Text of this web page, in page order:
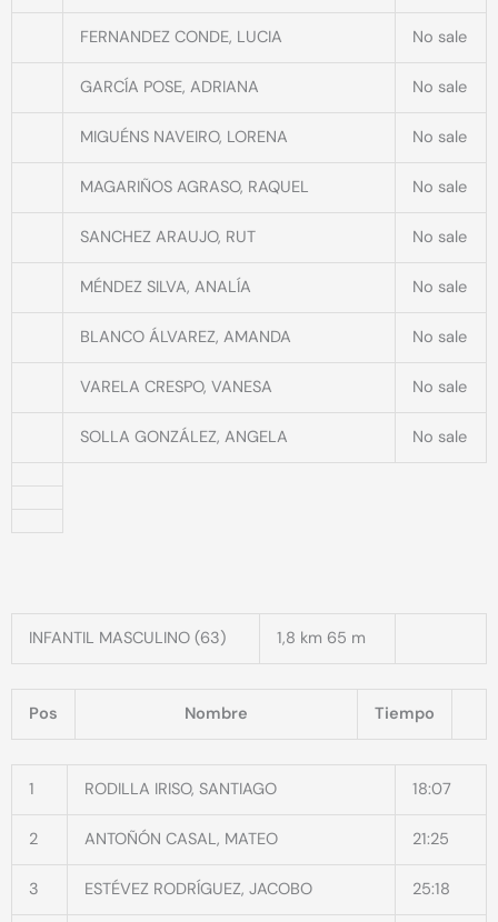
FERNANDEZ CONDE, LUCIA No sale
GARCÍA POSE, ADRIANA No sale
MIGUÉNS NAVEIRO, LORENA No sale
MAGARIÑOS AGRASO, RAQUEL No sale
SANCHEZ ARAUJO, RUT No sale
MÉNDEZ SILVA, ANALÍA No sale
BLANCO ÁLVAREZ, AMANDA No sale
VARELA CRESPO, VANESA No sale
SOLLA GONZÁLEZ, ANGELA No sale
INFANTIL MASCULINO (63) 1,8 km 65 m
Pos Nombre Tiempo
1 RODILLA IRISO, SANTIAGO 18:07
2 ANTOÑÓN CASAL, MATEO 21:25
3 ESTÉVEZ RODRÍGUEZ, JACOBO 25:18